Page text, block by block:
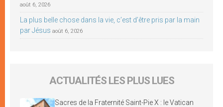
août 6, 2026
La plus belle chose dans la vie, c’est d’être pris par la main
par Jésus août 6, 2026
ACTUALITÉS LES PLUS LUES
Sacres de la Fraternité Saint-Pie X : le Vatican